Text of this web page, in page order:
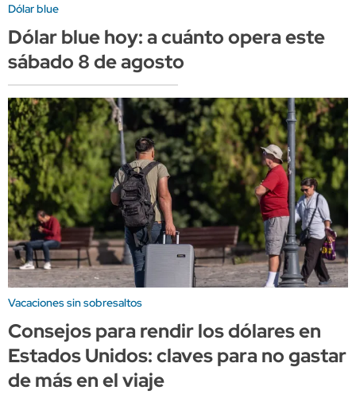
Dólar blue
Dólar blue hoy: a cuánto opera este
sábado 8 de agosto
Vacaciones sin sobresaltos
Consejos para rendir los dólares en
Estados Unidos: claves para no gastar
de más en el viaje